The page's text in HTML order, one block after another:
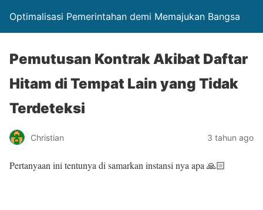
Optimalisasi Pemerintahan demi Memajukan Bangsa
Pemutusan Kontrak Akibat Daftar
Hitam di Tempat Lain yang Tidak
Terdeteksi
Christian 3 tahun ago
Pertanyaan ini tentunya di samarkan instansi nya apa 🙏🏻